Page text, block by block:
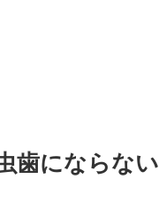
歯にならない